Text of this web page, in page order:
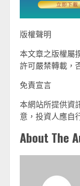
版權聲明
本文章之版權屬
許可嚴禁轉載，
免責宣言
本網站所提供資
意，投資人應自
About The